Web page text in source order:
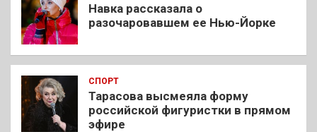
Навка рассказала о
разочаровавшем ее Нью-Йорке
СПОРТ
Тарасова высмеяла форму
российской фигуристки в прямом
эфире